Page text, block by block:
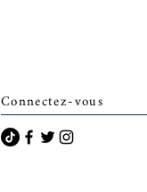
Connectez-vous